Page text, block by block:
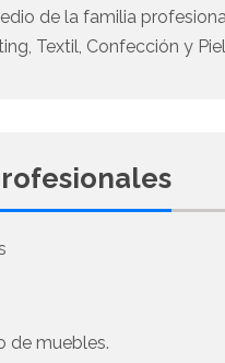
de la familia
Textil, Confección y
de muebles.